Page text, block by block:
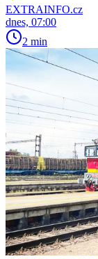
EXTRAINFO.cz
dnes, 07:00
2 min